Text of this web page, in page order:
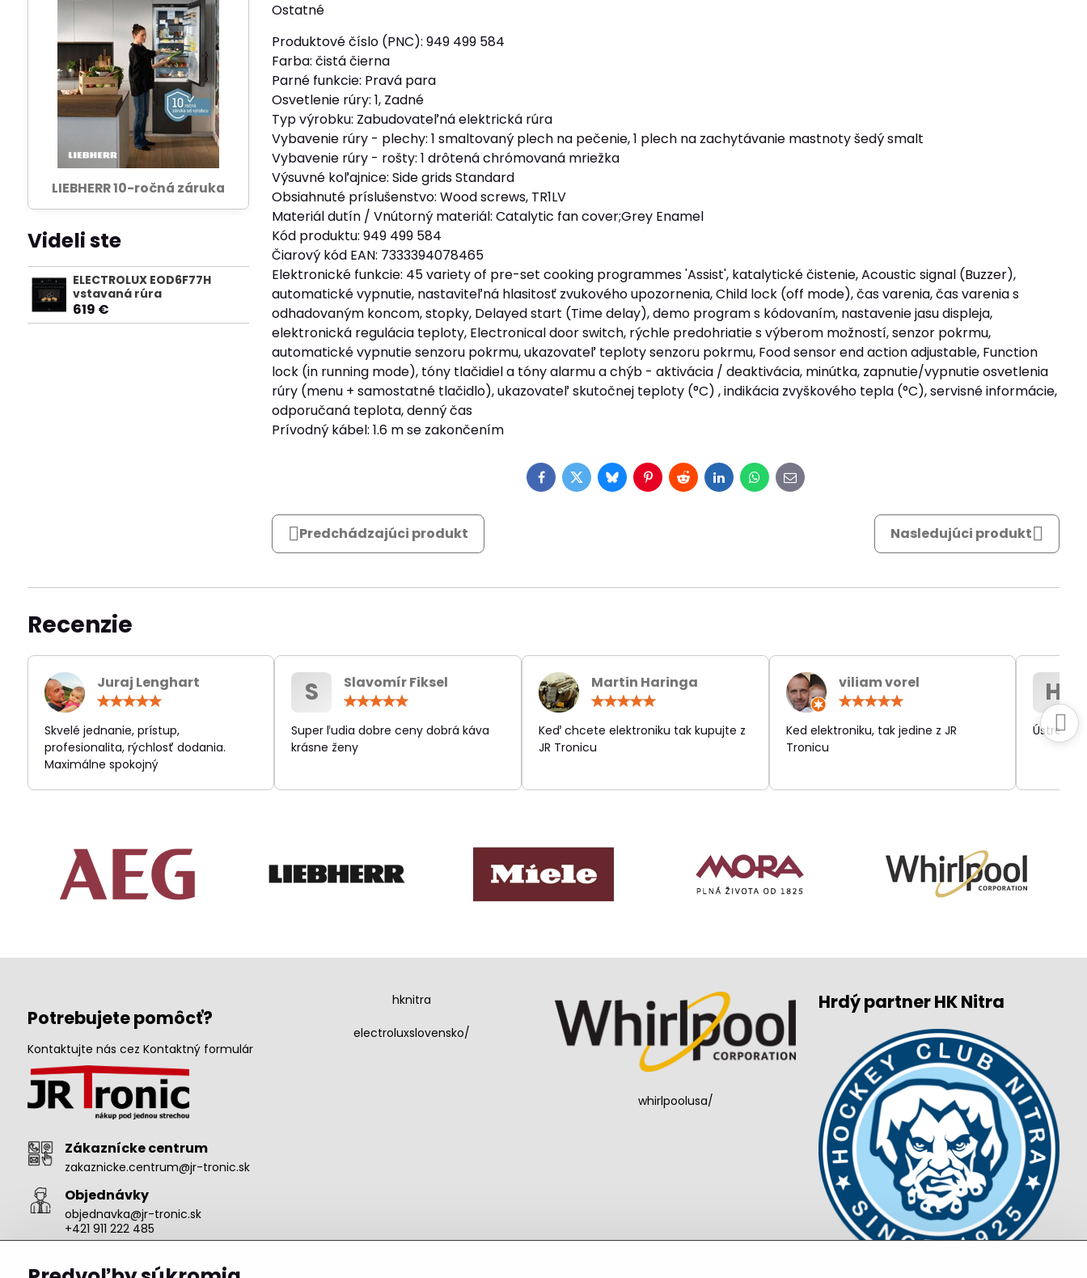
Ostatné
Produktové číslo (PNC): 949 499 584
Farba: čistá čierna
Parné funkcie: Pravá para
Osvetlenie rúry: 1, Zadné
Typ výrobku: Zabudovateľná elektrická rúra
Vybavenie rúry - plechy: 1 smaltovaný plech na pečenie, 1 plech na zachytávanie mastnoty šedý smalt
Vybavenie rúry - rošty: 1 drôtená chrómovaná mriežka
Výsuvné koľajnice: Side grids Standard
Obsiahnuté príslušenstvo: Wood screws, TR1LV
Materiál dutín / Vnútorný materiál: Catalytic fan cover;Grey Enamel
Kód produktu: 949 499 584
Čiarový kód EAN: 7333394078465
Elektronické funkcie: 45 variety of pre-set cooking programmes 'Assist', katalytické čistenie, Acoustic signal (Buzzer),
automatické vypnutie, nastaviteľná hlasitosť zvukového upozornenia, Child lock (off mode), čas varenia, čas varenia s
odhadovaným koncom, stopky, Delayed start (Time delay), demo program s kódovaním, nastavenie jasu displeja,
elektronická regulácia teploty, Electronical door switch, rýchle predohriatie s výberom možností, senzor pokrmu,
automatické vypnutie senzoru pokrmu, ukazovateľ teploty senzoru pokrmu, Food sensor end action adjustable, Function
lock (in running mode), tóny tlačidiel a tóny alarmu a chýb - aktivácia / deaktivácia, minútka, zapnutie/vypnutie osvetlenia
rúry (menu + samostatné tlačidlo), ukazovateľ skutočnej teploty (°C) , indikácia zvyškového tepla (°C), servisné informácie,
odporučaná teplota, denný čas
Prívodný kábel: 1.6 m se zakončením
Facebook
TwitterBlueskyPinterest
RedditLinkedInWhatsApp
E-
mail
Predchádzajúci produkt Nasledujúci produkt
LIEBHERR 10-ročná záruka
Videli ste
ELECTROLUX EOD6F77H
vstavaná rúra
619 €
Recenzie
Juraj Lenghart
Skvelé jednanie, prístup,
profesionalita, rýchlosť dodania.
Maximálne spokojný
S
Slavomír Fiksel
/
5
Super ľudia dobre ceny dobrá káva
krásne ženy
Martin Haringa
/
5
Keď chcete elektroniku tak kupujte z
JR Tronicu
viliam vorel
/
5
Ked elektroniku, tak jedine z JR
Tronicu
H
Potrebujete pomôcť?
Kontaktujte nás cez Kontaktný formulár
Zákaznícke centrum
zakaznicke.centrum@jr-tronic.sk
Objednávky
objednavka@jr-tronic.sk
+421 911 222 485
hknitra
electroluxslovensko/
whirlpoolusa/
Hrdý partner HK Nitra